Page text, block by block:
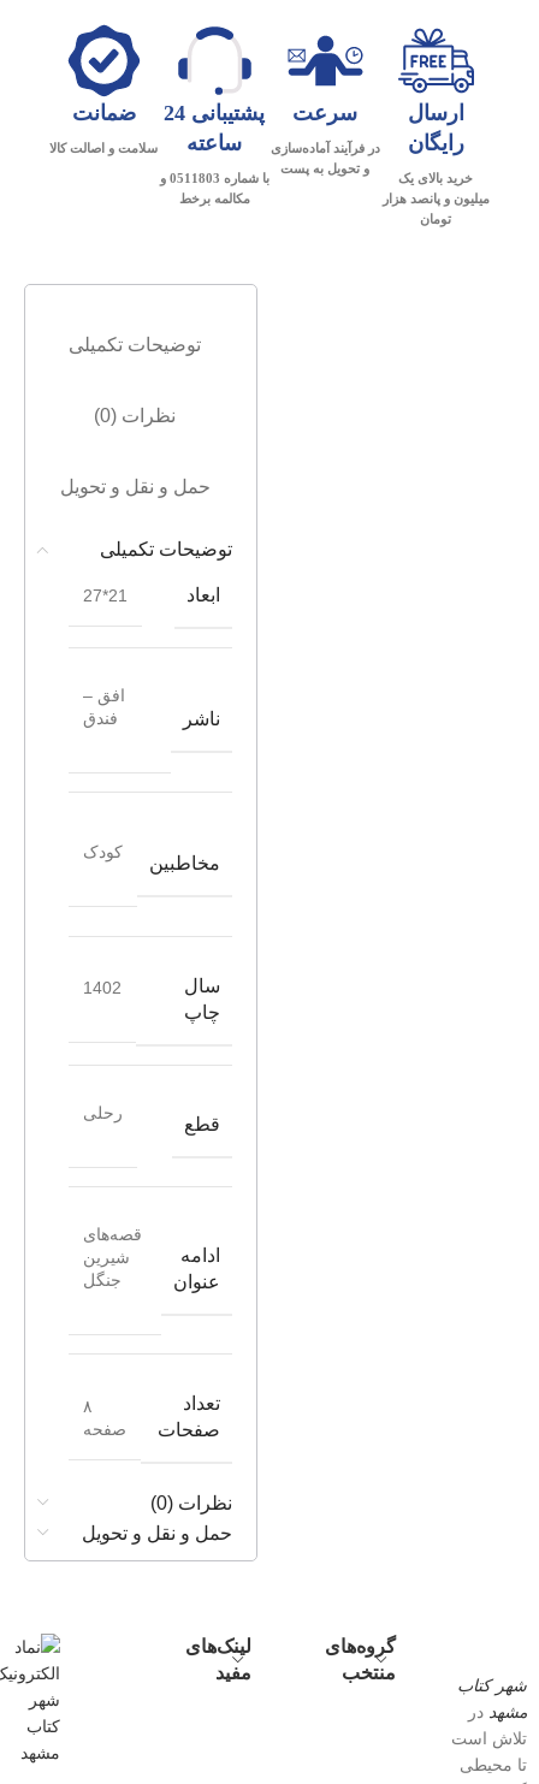
ارسال
رایگان
خرید بالای یک
میلیون و پانصد هزار
تومان
سرعت
در فرآیند آماده‌سازی
و تحویل به پست
پشتیبانی 24
ساعته
با شماره 0511803 و
مکالمه برخط
ضمانت
سلامت و اصالت کالا
توضیحات تکمیلی
نظرات (0)
حمل و نقل و تحویل
توضیحات تکمیلی
ابعاد 21*27
ناشر
افق –
فندق
مخاطبین
کودک
سال
چاپ
1402
قطع
رحلی
ادامه
عنوان
قصه‌های
شیرین
جنگل
تعداد
صفحات
۸
صفحه
نظرات (0)
حمل و نقل و تحویل
شهر کتاب
مشهد در
تلاش است
تا محیطی
گروه‌های
منتخب
لینک‌های
مفید